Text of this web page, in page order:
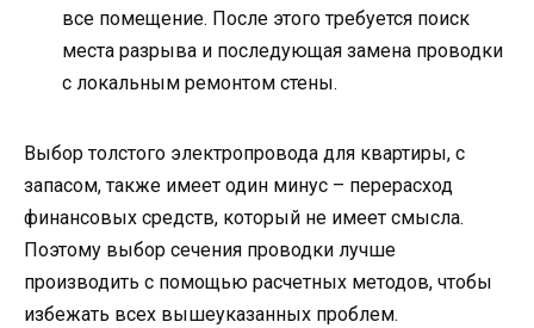
все помещение. После этого требуется поиск
места разрыва и последующая замена проводки
с локальным ремонтом стены.
Выбор толстого электропровода для квартиры, с
запасом, также имеет один минус – перерасход
финансовых средств, который не имеет смысла.
Поэтому выбор сечения проводки лучше
производить с помощью расчетных методов, чтобы
избежать всех вышеуказанных проблем.